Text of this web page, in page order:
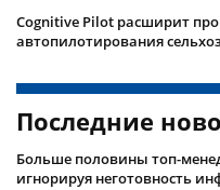
Cognitive Pilot расширит
автопилотирования
Последние
Больше половины топ-
игнорируя неготовность